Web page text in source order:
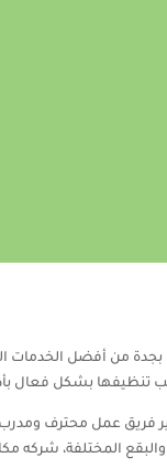
من أفضل الخدمات
تنظيفها بشكل فعال
فريق عمل محترف ومدرب
والبقع المختلفة،